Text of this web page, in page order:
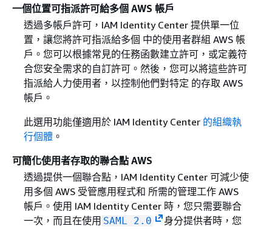
一個位置可指派許可給多個 AWS 帳戶
透過多帳戶許可，IAM Identity Center 提供單一位
置，讓您將許可指派給多個 中的使用者群組 AWS 帳
戶。您可以根據常見的任務函數建立許可，或定義符
合您安全需求的自訂許可。然後，您可以將這些許可
指派給人力使用者，以控制他們對特定 的存取 AWS
帳戶。
此選用功能僅適用於 IAM Identity Center 的組織執
行個體。
可簡化使用者存取的聯合點 AWS
透過提供一個聯合點，IAM Identity Center 可減少使
用多個 AWS 受管應用程式和 所需的管理工作 AWS
帳戶。使用 IAM Identity Center 時，您只需要聯合
一次，而且在使用 SAML 2.0
身分提供者時，您